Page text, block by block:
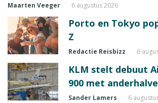
Maarten Veeger 6 augustus 2026
Porto en Tokyo
Z
Redactie Reisbizz 6
KLM stelt debuut
900 met
Sander Lamers 6